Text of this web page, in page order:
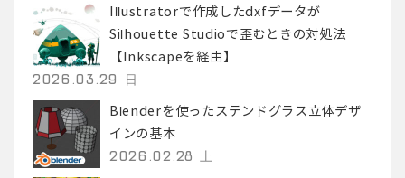
Illustratorで作成したdxfデータが
Silhouette Studioで歪むときの対処法
【Inkscapeを経由】
2026.03.29 日
Blenderを使ったステンドグラス立体デザ
インの基本
2026.02.28 土